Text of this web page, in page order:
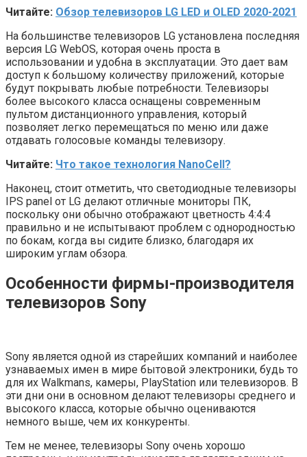
Читайте: Обзор телевизоров LG LED и OLED 2020-2021
На большинстве телевизоров LG установлена последняя
версия LG WebOS, которая очень проста в
использовании и удобна в эксплуатации. Это дает вам
доступ к большому количеству приложений, которые
будут покрывать любые потребности. Телевизоры
более высокого класса оснащены современным
пультом дистанционного управления, который
позволяет легко перемещаться по меню или даже
отдавать голосовые команды телевизору.
Читайте: Что такое технология NanoCell?
Наконец, стоит отметить, что светодиодные телевизоры
IPS panel от LG делают отличные мониторы ПК,
поскольку они обычно отображают цветность 4:4:4
правильно и не испытывают проблем с однородностью
по бокам, когда вы сидите близко, благодаря их
широким углам обзора.
Особенности фирмы-производителя
телевизоров Sony
Sony является одной из старейших компаний и наиболее
узнаваемых имен в мире бытовой электроники, будь то
для их Walkmans, камеры, PlayStation или телевизоров. В
эти дни они в основном делают телевизоры среднего и
высокого класса, которые обычно оцениваются
немного выше, чем их конкуренты.
Тем не менее, телевизоры Sony очень хорошо